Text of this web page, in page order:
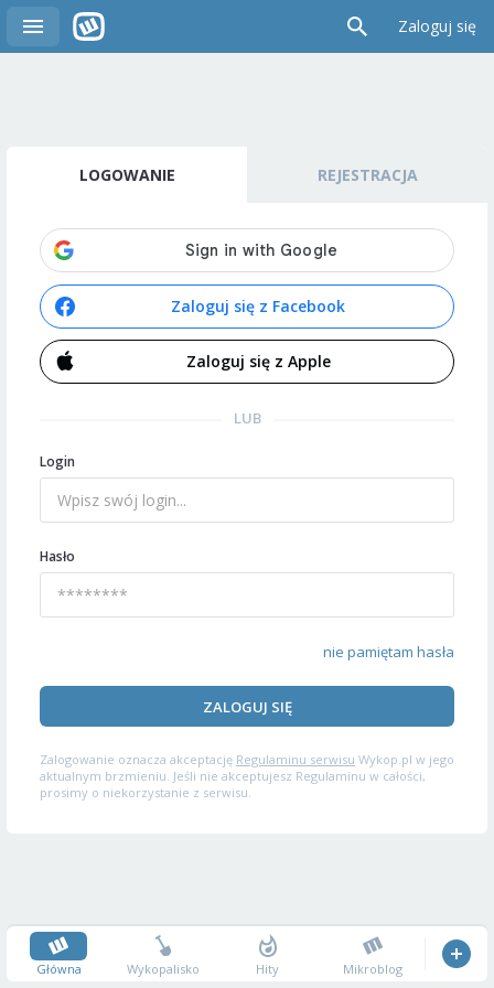
Zaloguj się
LOGOWANIE REJESTRACJA
Zaloguj się z Facebook
Zaloguj się z Apple
LUB
Login
Hasło
nie pamiętam hasła
ZALOGUJ SIĘ
Zalogowanie oznacza akceptację Regulaminu serwisu Wykop.pl w jego
aktualnym brzmieniu. Jeśli nie akceptujesz Regulaminu w całości,
prosimy o niekorzystanie z serwisu.
Główna Wykopalisko Hity Mikroblog